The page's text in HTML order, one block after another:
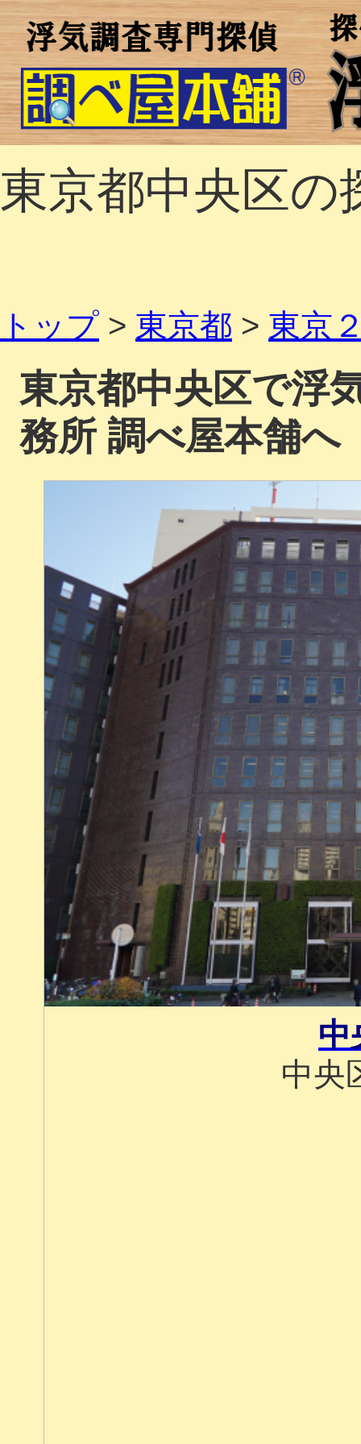
東京都中央区の
トップ > 東京都 > 東京
東京都中央区で浮
務所 調べ屋本舗へ
中
中央